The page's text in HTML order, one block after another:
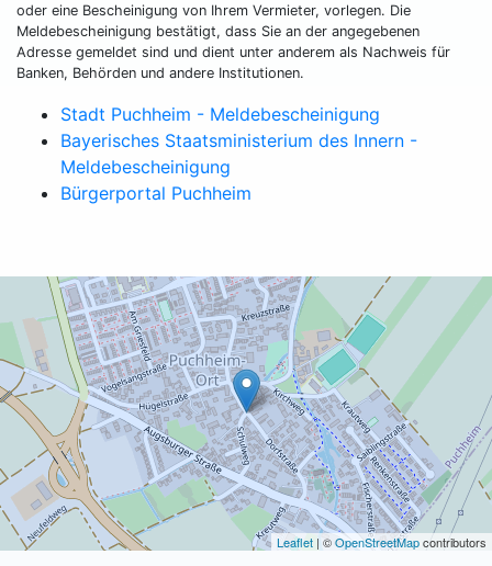
oder eine Bescheinigung von Ihrem Vermieter, vorlegen. Die
Meldebescheinigung bestätigt, dass Sie an der angegebenen
Adresse gemeldet sind und dient unter anderem als Nachweis für
Banken, Behörden und andere Institutionen.
Stadt Puchheim - Meldebescheinigung
Bayerisches Staatsministerium des Innern -
Meldebescheinigung
Bürgerportal Puchheim
Leaflet | ©OpenStreetMapcontributors